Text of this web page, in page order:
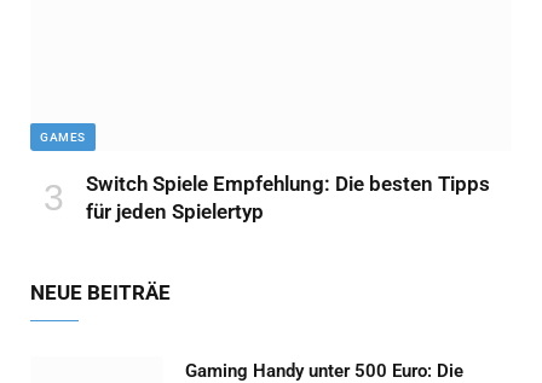
GAMES
Switch Spiele Empfehlung: Die besten Tipps
für jeden Spielertyp
NEUE BEITRÄE
Gaming Handy unter 500 Euro: Die